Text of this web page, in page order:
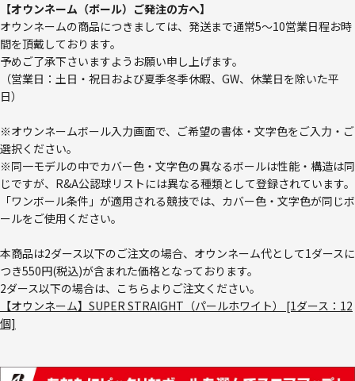
【オウンネーム（ボール）ご発注の方へ】
オウンネームの商品につきましては、発送まで通常5～10営業日程お時
間を頂戴しております。
予めご了承下さいますようお願い申し上げます。
（営業日：土日・祝日および夏季冬季休暇、GW、休業日を除いた平
日）
※オウンネームボール入力画面で、ご希望の書体・文字色をご入力・ご
選択ください。
※同一モデルの中でカバー色・文字色の異なるボールは性能・構造は同
じですが、R&A公認球リストには異なる種類として登録されています。
「ワンボール条件」が適用される競技では、カバー色・文字色が同じボ
ールをご使用ください。
本商品は2ダース以下のご注文の場合、オウンネーム代として1ダースに
つき550円(税込)が含まれた価格となっております。
2ダース以下の場合は、こちらよりご注文ください。
【オウンネーム】SUPER STRAIGHT（パールホワイト） [1ダース：12
個]